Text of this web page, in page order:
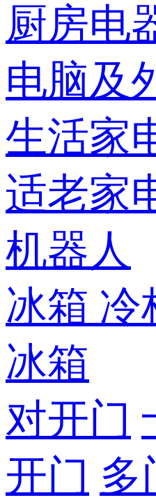
厨房电
电脑及
生活家
适老家
机器人
冰箱 冷
冰箱
对开门
开门 多